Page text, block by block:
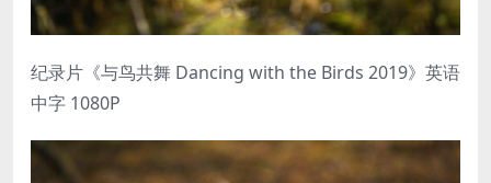
纪录片《与鸟共舞 Dancing with the Birds 2019》英语
中字 1080P